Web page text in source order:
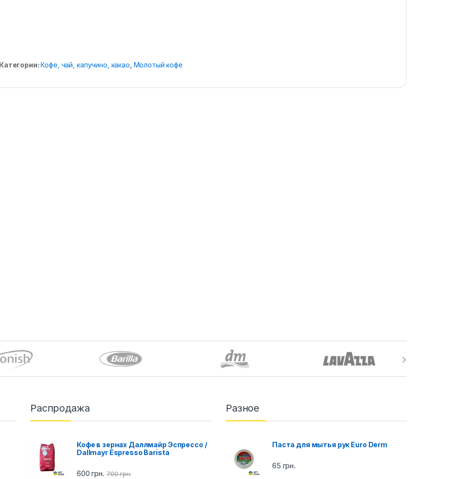
Категории: Кофе, чай, капучино, какао, Молотый кофе
Распродажа
Кофе в зернах Даллмайр Эспрессо /
Dallmayr Espresso Barista
600грн. 700грн.
Разное
Паста для мытья рук Euro Derm
65 грн.